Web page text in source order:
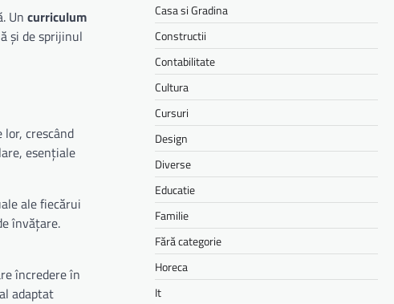
Un curriculum
și de sprijinul
crescând
esențiale
ale fiecărui
învățare.
încredere în
adaptat
Casa si Gradina
Constructii
Contabilitate
Cultura
Cursuri
Design
Diverse
Educatie
Familie
Fără categorie
Horeca
It